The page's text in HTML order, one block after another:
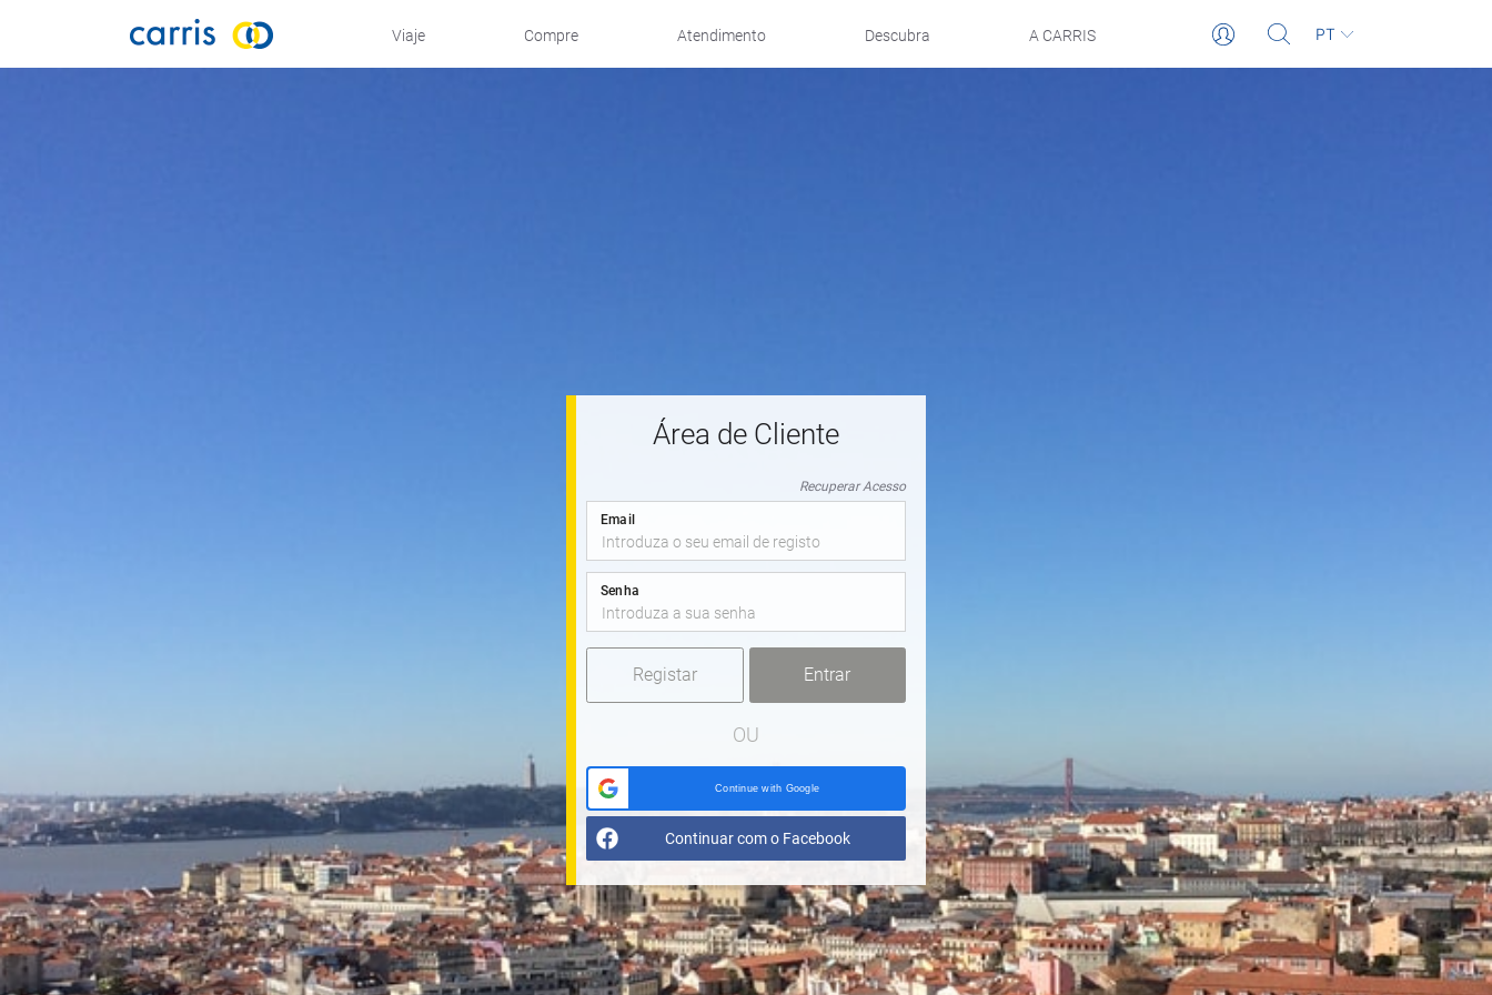
Viaje Compre Atendimento Descubra A CARRIS PT
Área de Cliente
Recuperar Acesso
Email
Senha
Registar
OU
Continue with Google
Continuar com o Facebook